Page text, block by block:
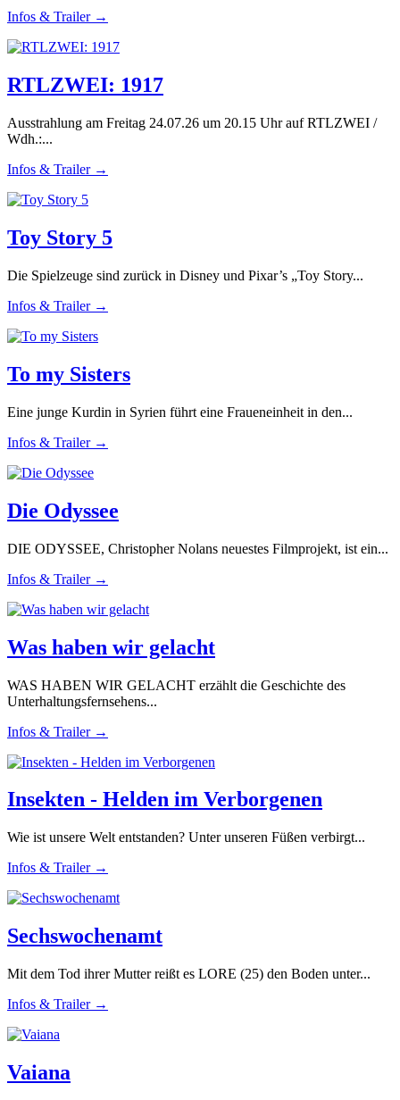
Infos & Trailer →
RTLZWEI: 1917
Ausstrahlung am Freitag 24.07.26 um 20.15 Uhr auf RTLZWEI /
Wdh.:...
Infos & Trailer →
Toy Story 5
Die Spielzeuge sind zurück in Disney und Pixar’s „Toy Story...
Infos & Trailer →
To my Sisters
Eine junge Kurdin in Syrien führt eine Fraueneinheit in den...
Infos & Trailer →
Die Odyssee
DIE ODYSSEE, Christopher Nolans neuestes Filmprojekt, ist ein...
Infos & Trailer →
Was haben wir gelacht
WAS HABEN WIR GELACHT erzählt die Geschichte des
Unterhaltungsfernsehens...
Infos & Trailer →
Insekten - Helden im Verborgenen
Wie ist unsere Welt entstanden? Unter unseren Füßen verbirgt...
Infos & Trailer →
Sechswochenamt
Mit dem Tod ihrer Mutter reißt es LORE (25) den Boden unter...
Infos & Trailer →
Vaiana